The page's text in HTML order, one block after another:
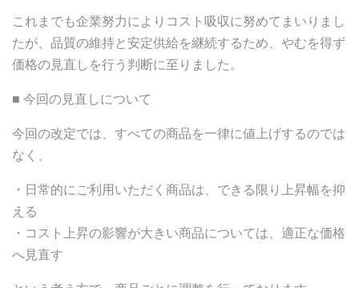
これまでも企業努力によりコスト吸収に努めてまいりまし
たが、品質の維持と安定供給を継続するため、やむを得ず
価格の見直しを行う判断に至りました。
■ 今回の見直しについて
今回の改定では、すべての商品を一律に値上げするのでは
なく、
・日常的にご利用いただく商品は、できる限り上昇幅を抑
える
・コスト上昇の影響が大きい商品については、適正な価格
へ見直す